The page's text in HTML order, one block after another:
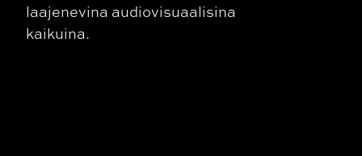
laajenevina audiovisuaalisina
kaikuina.